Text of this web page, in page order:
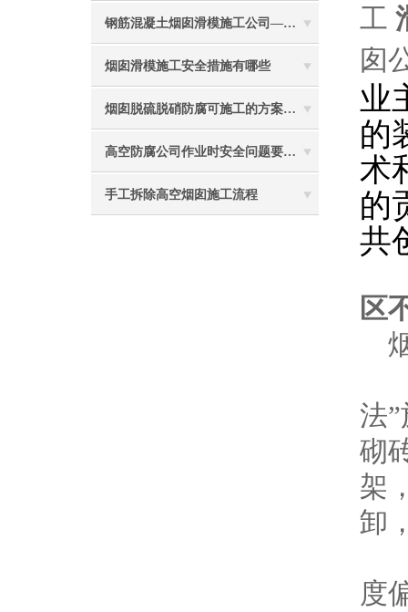
钢筋混凝土烟囱滑模施工公司——选五林高空
烟囱滑模施工安全措施有哪些
烟囱脱硫脱硝防腐可施工的方案都有哪些？
高空防腐公司作业时安全问题要牢记心间
手工拆除高空烟囱施工流程
工
囱
业
的
术
的
共
区
法
砌
架
卸
度